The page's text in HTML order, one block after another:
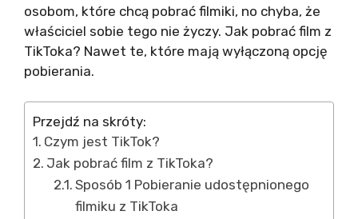
osobom, które chcą pobrać filmiki, no chyba, że
właściciel sobie tego nie życzy. Jak pobrać film z
TikToka? Nawet te, które mają wyłączoną opcję
pobierania.
Przejdź na skróty:
Czym jest TikTok?
Jak pobrać film z TikToka?
Sposób 1 Pobieranie udostępnionego
filmiku z TikToka